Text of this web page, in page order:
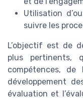
Utilisation
suivre les
L’objectif est de
plus pertinents,
compétences,
développement
évaluation et